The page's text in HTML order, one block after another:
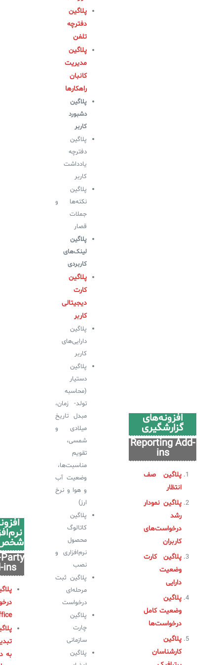
افزونه‌های
گزارشگیری
Reporting Add-
ins
پلاگین صف
انتظار
پلاگین نمودار
رشد
درخواست‌های
کاربران
پلاگین کارت
وضعیت
دارایی
پلاگین
وضعیت کامل
درخواست‌ها
پلاگین
کارشناسان
پلاگین
دفترچه
تلفن
پلاگین
مدیریت
کانبان
راهکارها
پلاگین
دشبورد
کاربر
پلاگین
دفترچه
یادداشت
کاربر
پلاگین
نکته‌ها و
جملات
قصار
پلاگین
لینک‌های
کاربردی
پلاگین
کارت
دیجیتالی
کاربر
پلاگین
دارایی‌های
کاربر
پلاگین
دستیار
(محاسبه
تولد- زمان،
مبدل تاریخ
میلادی و
شمسی،
تقویم
مناسبت‌ها،
وضعیت آب
و هوا و نرخ
ارز)
پلاگین
کاتالوگ
محصول
نرم‌افزاری و
نصب
پلاگین ثبت
مرحله‌ای
درخواست
پلاگین
چارت
سازمانی
پلاگین
شخص
ins
به